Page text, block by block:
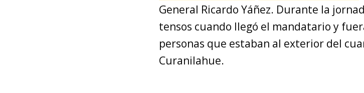
General Ricardo Yáñez. Durante la
tensos cuando llegó el mandatario y
personas que estaban al exterior del
Curanilahue.